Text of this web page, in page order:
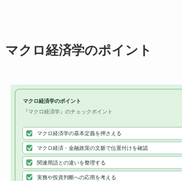
マクロ経済学のポイント
マクロ経済学のポイント
『マクロ経済学』のチェックポイント
マクロ経済学の基本定義を押さえる
マクロ経済・金融政策の文脈で位置付けを確認
関連用語との違いを整理する
実務や投資判断への応用を考える